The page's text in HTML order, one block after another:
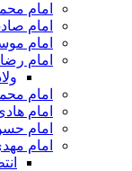
امام
امام
امام
امام
امام
امام
امام
امام